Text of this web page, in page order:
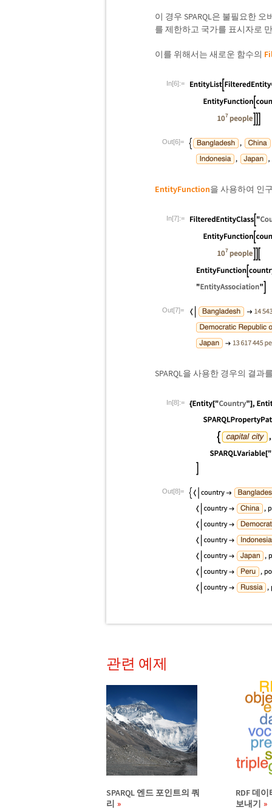
이 경우 SPARQL은 불필요한
를 제한하고 국가를 표시자로
이를 위해서는 새로운 함수의
In[6]:=
Out[6]=
EntityFunction을 사용하여 인
In[7]:=
Out[7]=
SPARQL을 사용한 경우의 결과
In[8]:=
Out[8]=
관련 예제
SPARQL 엔드 포인트의 쿼
리
RDF 데
보내기